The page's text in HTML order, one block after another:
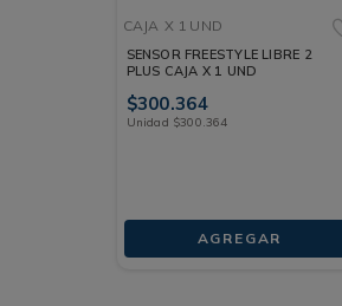
CAJA X 1 UND
SENSOR FREESTYLE LIBRE 2
PLUS CAJA X 1 UND
$300.364
Unidad $300.364
AGREGAR